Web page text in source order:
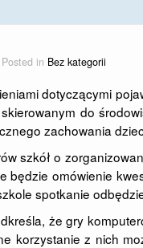
Posted in Bez kategorii
dotyczącymi
do
zachowania
szkół o
będzie omówienie
spotkanie
że gry
korzystanie z nich